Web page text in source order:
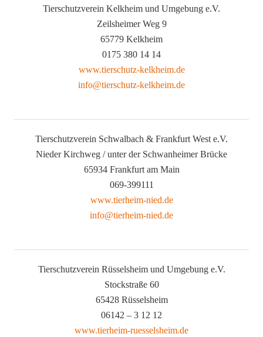
Tierschutzverein Kelkheim und Umgebung e.V.
Zeilsheimer Weg 9
65779 Kelkheim
0175 380 14 14
www.tierschutz-kelkheim.de
info@tierschutz-kelkheim.de
Tierschutzverein Schwalbach & Frankfurt West e.V.
Nieder Kirchweg / unter der Schwanheimer Brücke
65934 Frankfurt am Main
069-399111
www.tierheim-nied.de
info@tierheim-nied.de
Tierschutzverein Rüsselsheim und Umgebung e.V.
Stockstraße 60
65428 Rüsselsheim
06142 – 3 12 12
www.tierheim-ruesselsheim.de